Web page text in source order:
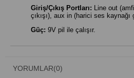
Giriş/Çıkış Portları: Line out
çıkışı), aux in (harici ses kaynağı
Güç: 9V pil ile çalışır.
YORUMLAR(0)